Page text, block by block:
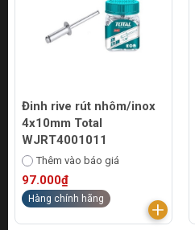
Đinh rive rút nhôm/inox
4x10mm Total
WJRT4001011
Thêm vào báo giá
97.000₫
Hàng chính hãng